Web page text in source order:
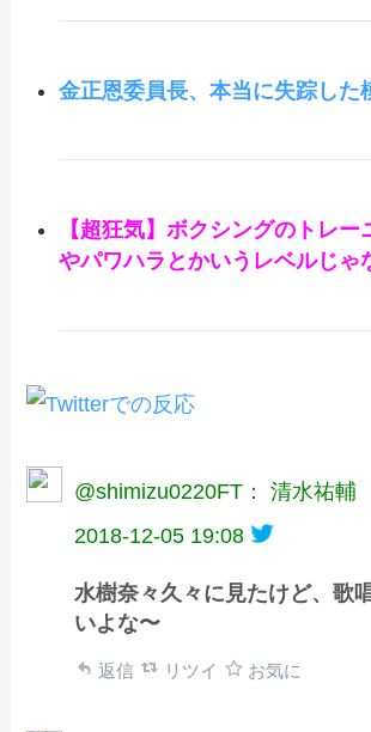
金正恩委員長、本当に失踪した
【超狂気】ボクシングのトレー
やパワハラとかいうレベルじ
@shimizu0220FT： 清水祐輔
2018-12-05 19:08
水樹奈々久々に見たけど、歌
いよな〜
返信 リツイ お気に